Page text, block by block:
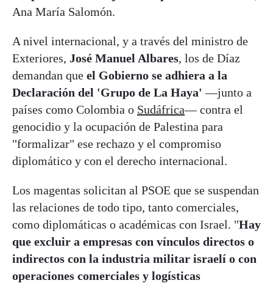
Ana María Salomón.
A nivel internacional, y a través del ministro de
Exteriores, José Manuel Albares, los de Díaz
demandan que el Gobierno se adhiera a la
Declaración del 'Grupo de La Haya' —junto a
países como Colombia o Sudáfrica— contra el
genocidio y la ocupación de Palestina para
"formalizar" ese rechazo y el compromiso
diplomático y con el derecho internacional.
Los magentas solicitan al PSOE que se suspendan
las relaciones de todo tipo, tanto comerciales,
como diplomáticas o académicas con Israel. "Hay
que excluir a empresas con vínculos directos o
indirectos con la industria militar israelí o con
operaciones comerciales y logísticas